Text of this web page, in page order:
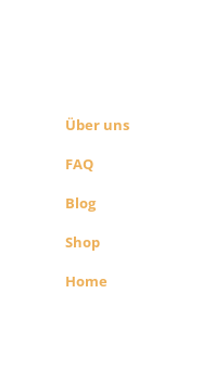
Über uns
FAQ
Blog
Shop
Home